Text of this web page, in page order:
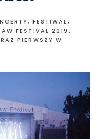
FESTIWAL,
FESTIVAL 2019:
PIERWSZY W